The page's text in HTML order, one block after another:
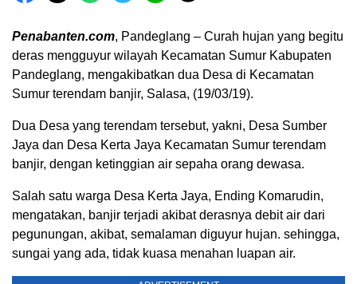
Penabanten.com, Pandeglang – Curah hujan yang begitu
deras mengguyur wilayah Kecamatan Sumur Kabupaten
Pandeglang, mengakibatkan dua Desa di Kecamatan
Sumur terendam banjir, Salasa, (19/03/19).
Dua Desa yang terendam tersebut, yakni, Desa Sumber
Jaya dan Desa Kerta Jaya Kecamatan Sumur terendam
banjir, dengan ketinggian air sepaha orang dewasa.
Salah satu warga Desa Kerta Jaya, Ending Komarudin,
mengatakan, banjir terjadi akibat derasnya debit air dari
pegunungan, akibat, semalaman diguyur hujan. sehingga,
sungai yang ada, tidak kuasa menahan luapan air.